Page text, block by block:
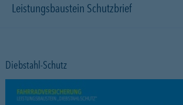
Leistungsbaustein Schutzbrief
Diebstahl-Schutz